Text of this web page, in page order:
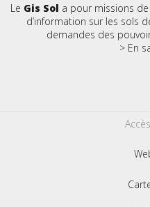
Le Gis Sol a pour missions
d’information sur les sols
demandes des
> En